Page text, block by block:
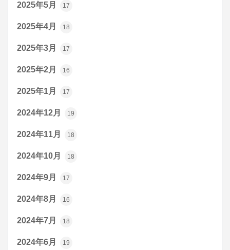
2025年5月 17
2025年4月 18
2025年3月 17
2025年2月 16
2025年1月 17
2024年12月 19
2024年11月 18
2024年10月 18
2024年9月 17
2024年8月 16
2024年7月 18
2024年6月 19